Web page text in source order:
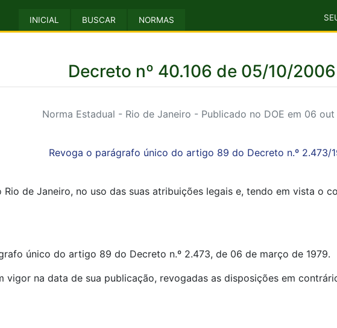
INICIAL BUSCAR NORMAS
Decreto nº 40.106 de 05/10/2006
Norma Estadual - Rio de Janeiro - Publicado no DOE em 06
Revoga o parágrafo único do artigo 89 do Decreto n.º 2.473/
de Janeiro, no uso das suas atribuições legais e, tendo em vista o
único do artigo 89 do Decreto n.º 2.473, de 06 de março de 1979.
vigor na data de sua publicação, revogadas as disposições em